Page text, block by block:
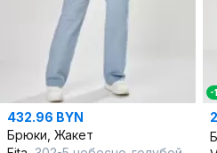
432.96 BYN
Брюки, Жакет
-